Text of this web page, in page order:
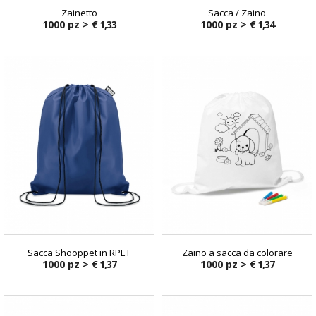
Zainetto
1000 pz > € 1,33
Sacca / Zaino
1000 pz > € 1,34
Sacca Shooppet in RPET
1000 pz > € 1,37
Zaino a sacca da colorare
1000 pz > € 1,37